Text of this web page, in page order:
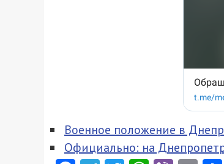
Военное положение в
Официально: на